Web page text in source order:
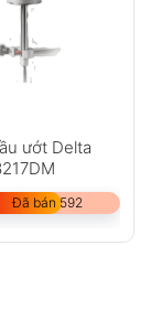
ướt Delta
Đã bán 592